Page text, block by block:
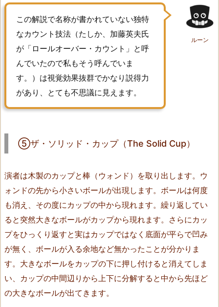
e
S
o
C
u
7.
⑥
ラ
ン
ス
パ
ス
ジ
シ
ョ
ン
ルーン
この解説で名称が書かれていない独特
なカウント技法（たしか、加藤英夫氏
が「ロールオーバー・カウント」と呼
んでいたので私もそう呼んでいま
す。）は視覚効果抜群でかなり説得力
があり、とても不思議に見えます。
⑤ザ・ソリッド・カップ（The Solid Cup）
演者は木製のカップと棒（ウォンド）を取り出します。ウ
ォンドの先から小さいボールが出現します。ボールは何度
も消え、その度にカップの中から現れます。繰り返してい
ると突然大きなボールがカップから現れます。さらにカッ
プをひっくり返すと実はカップではなく底面が平らで凹み
が無く、ボールが入る余地など無かったことが分かりま
す。大きなボールをカップの下に押し付けると消えてしま
い、カップの中間辺りから上下に分解すると中から先ほど
の大きなボールが出てきます。